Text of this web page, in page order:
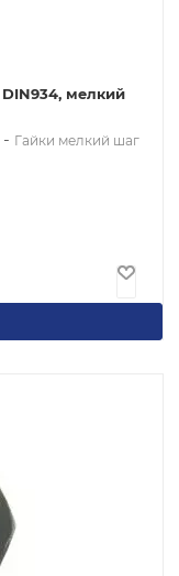
- Гайки мелкий шаг